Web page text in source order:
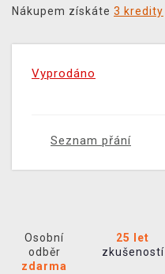
Nákupem získáte 3 kredity
Vyprodáno
Seznam přání
Osobní
odběr
zdarma
25 let
zkušeností